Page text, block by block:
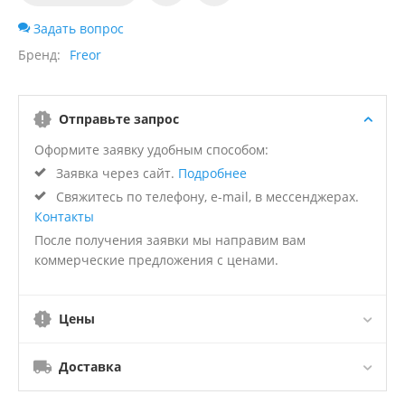
Задать вопрос
Бренд
Freor
Отправьте запрос
Оформите заявку удобным способом:
Заявка через сайт. Подробнее
Свяжитесь по телефону, e-mail, в мессенджерах.
Контакты
После получения заявки мы направим вам
коммерческие предложения с ценами.
Цены
Доставка